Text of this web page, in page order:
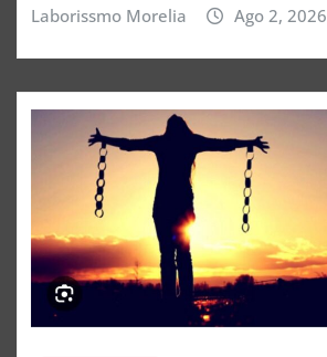
Laborissmo Morelia Ago 2, 2026